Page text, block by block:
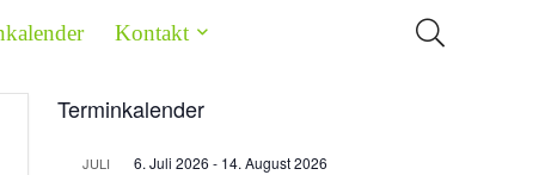
Kontakt
Terminkalender
JULI 6. Juli 2026 - 14. August 2026